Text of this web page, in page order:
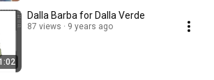
Dalla Barba for Dalla Verde
87 views 9 years ago